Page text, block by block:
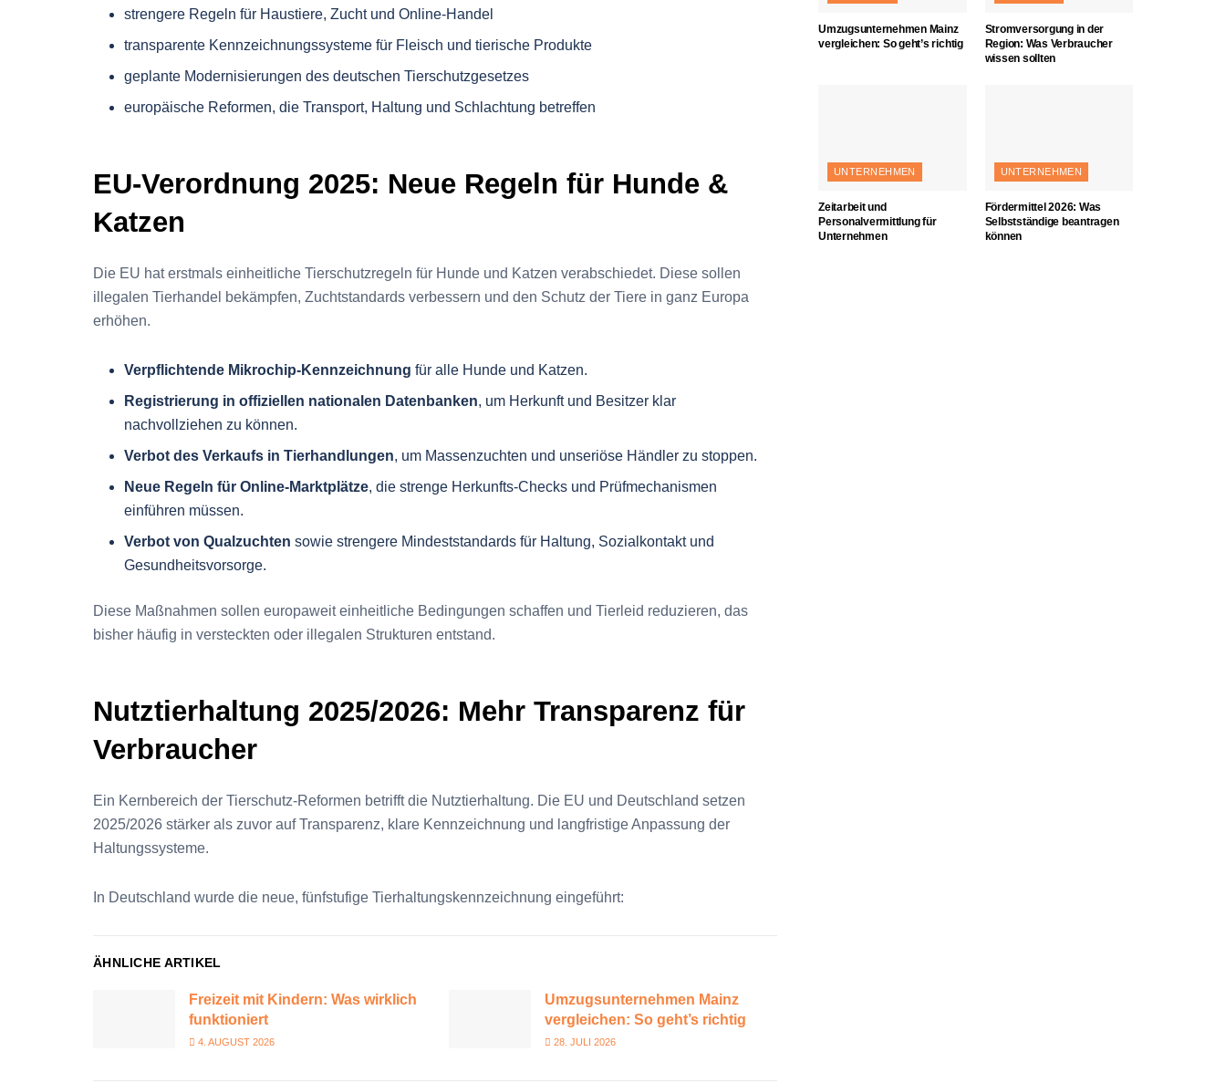
strengere Regeln für Haustiere, Zucht und Online-Handel
transparente Kennzeichnungssysteme für Fleisch und tierische Produkte
geplante Modernisierungen des deutschen Tierschutzgesetzes
europäische Reformen, die Transport, Haltung und Schlachtung betreffen
EU-Verordnung 2025: Neue Regeln für Hunde &
Katzen
Die EU hat erstmals einheitliche Tierschutzregeln für Hunde und Katzen verabschiedet. Diese sollen
illegalen Tierhandel bekämpfen, Zuchtstandards verbessern und den Schutz der Tiere in ganz Europa
erhöhen.
Verpflichtende Mikrochip-Kennzeichnung für alle Hunde und Katzen.
Registrierung in offiziellen nationalen Datenbanken, um Herkunft und Besitzer klar
nachvollziehen zu können.
Verbot des Verkaufs in Tierhandlungen, um Massenzuchten und unseriöse Händler zu stoppen.
Neue Regeln für Online-Marktplätze, die strenge Herkunfts-Checks und Prüfmechanismen
einführen müssen.
Verbot von Qualzuchten sowie strengere Mindeststandards für Haltung, Sozialkontakt und
Gesundheitsvorsorge.
Diese Maßnahmen sollen europaweit einheitliche Bedingungen schaffen und Tierleid reduzieren, das
bisher häufig in versteckten oder illegalen Strukturen entstand.
Nutztierhaltung 2025/2026: Mehr Transparenz für
Verbraucher
Ein Kernbereich der Tierschutz-Reformen betrifft die Nutztierhaltung. Die EU und Deutschland setzen
2025/2026 stärker als zuvor auf Transparenz, klare Kennzeichnung und langfristige Anpassung der
Haltungssysteme.
In Deutschland wurde die neue, fünfstufige Tierhaltungskennzeichnung eingeführt:
ÄHNLICHE ARTIKEL
Freizeit mit Kindern: Was wirklich
funktioniert
4. AUGUST 2026
Umzugsunternehmen Mainz
vergleichen: So geht’s richtig
28. JULI 2026
Umzugsunternehmen Mainz
vergleichen: So geht’s richtig
Stromversorgung in der
Region: Was Verbraucher
wissen sollten
UNTERNEHMEN
Zeitarbeit und
Personalvermittlung für
Unternehmen
UNTERNEHMEN
Fördermittel 2026: Was
Selbstständige beantragen
können